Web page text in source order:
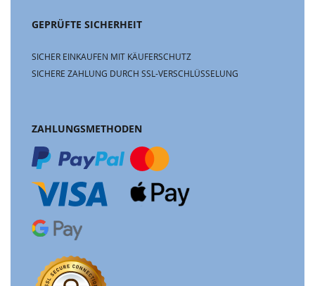
GEPRÜFTE SICHERHEIT
SICHER EINKAUFEN MIT KÄUFERSCHUTZ
SICHERE ZAHLUNG DURCH SSL-VERSCHLÜSSELUNG
ZAHLUNGSMETHODEN